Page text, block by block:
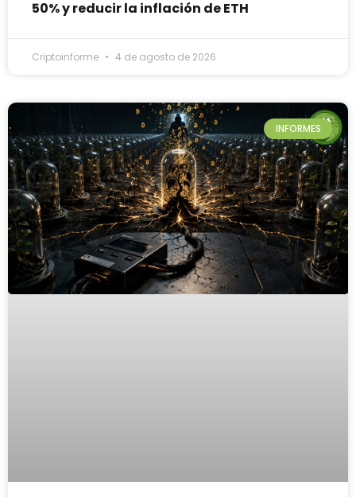
50% y reducir la inflación de ETH
Criptoinforme 4 de agosto de 2026
INFORMES